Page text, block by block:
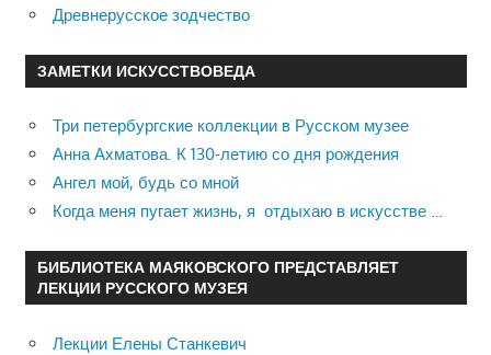
Древнерусское зодчество
ЗАМЕТКИ ИСКУССТВОВЕДА
Три петербургские коллекции в Русском музее
Анна Ахматова. К 130-летию со дня рождения
Ангел мой, будь со мной
Когда меня пугает жизнь, я отдыхаю в искусстве …
БИБЛИОТЕКА МАЯКОВСКОГО ПРЕДСТАВЛЯЕТ
ЛЕКЦИИ РУССКОГО МУЗЕЯ
Лекции Елены Станкевич